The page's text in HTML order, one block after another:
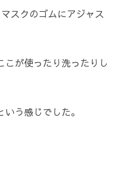
スクのゴムにアジャス
が使ったり洗ったりし
う感じでした。